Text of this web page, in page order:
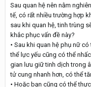
Sau quan hệ nên nằm
tế, có rất nhiều trường hợp
sau khi quan hệ, tinh trùng
khắc phục vấn đề này?
• Sau khi quan hệ phụ nữ
thể lực yếu cũng có thể
gian lưu giữ tinh dịch trong
tử cung nhanh hơn, có thể
• Hoặc bạn cũng có thể